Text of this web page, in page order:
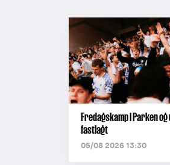
Fredagskamp i Parken
fastlagt
05/08 2026 13:30